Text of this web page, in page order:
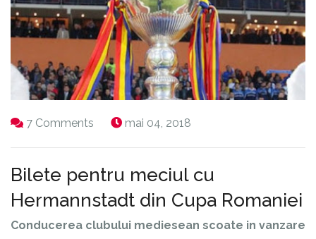
7 Comments mai 04, 2018
Bilete pentru meciul cu
Hermannstadt din Cupa Romaniei
Conducerea clubului mediesean scoate in vanzare